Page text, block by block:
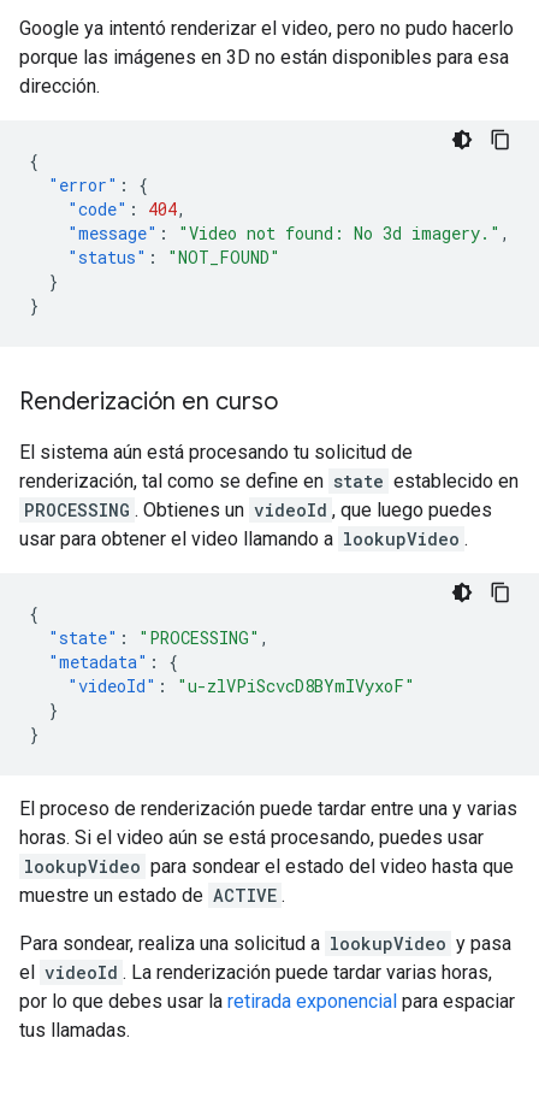
Google ya intentó renderizar el video, pero no pudo hacerlo
porque las imágenes en 3D no están disponibles para esa
dirección.
{
"error" :
{
"code" : 404,
"message" : "Video not found: No 3d imagery." ,
"status" :
"NOT_FOUND"
}
}
Renderización en curso
El sistema aún está procesando tu solicitud de
renderización, tal como se define en state establecido en
PROCESSING . Obtienes un videoId , que luego puedes
usar para obtener el video llamando a lookupVideo .
{
"state" : "PROCESSING" ,
"metadata" :
{
"videoId" :
"u-zlVPiScvcD8BYmIVyxoF"
}
}
El proceso de renderización puede tardar entre una y varias
horas. Si el video aún se está procesando, puedes usar
lookupVideo para sondear el estado del video hasta que
muestre un estado de ACTIVE .
Para sondear, realiza una solicitud a lookupVideo y pasa
el videoId . La renderización puede tardar varias horas,
por lo que debes usar la retirada exponencial para espaciar
tus llamadas.